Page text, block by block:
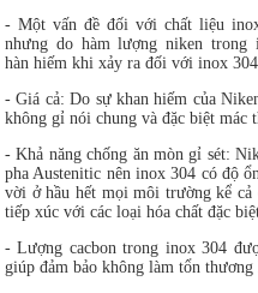
- Một vấn đề đối với chất liệu
nhưng do hàm lượng niken
hàn hiếm khi xảy ra đối với inox
- Giá cả: Do sự khan hiếm của
không gỉ nói chung và đặc biệt mác
- Khả năng chống ăn mòn gỉ sét:
pha Austenitic nên inox 304 có độ
vời ở hầu hết mọi môi trường kể
tiếp xúc với các loại hóa chất đặc
- Lượng cacbon trong inox 304
giúp đảm bảo không làm tổn